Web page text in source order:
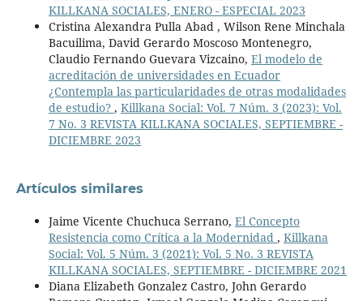
KILLKANA SOCIALES, ENERO - ESPECIAL 2023
Cristina Alexandra Pulla Abad , Wilson Rene Minchala
Bacuilima, David Gerardo Moscoso Montenegro,
Claudio Fernando Guevara Vizcaino, El modelo de
acreditación de universidades en Ecuador
¿Contempla las particularidades de otras modalidades
de estudio? , Killkana Social: Vol. 7 Núm. 3 (2023): Vol.
7 No. 3 REVISTA KILLKANA SOCIALES, SEPTIEMBRE -
DICIEMBRE 2023
Artículos similares
Jaime Vicente Chuchuca Serrano, El Concepto
Resistencia como Crítica a la Modernidad , Killkana
Social: Vol. 5 Núm. 3 (2021): Vol. 5 No. 3 REVISTA
KILLKANA SOCIALES, SEPTIEMBRE - DICIEMBRE 2021
Diana Elizabeth Gonzalez Castro, John Gerardo